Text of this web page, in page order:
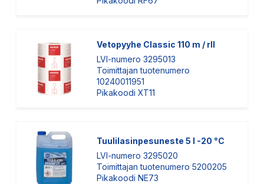
Vetopyyhe Classic 110 m / rll
LVI-numero 3295013
Toimittajan tuotenumero
10240011951
Pikakoodi XT11
Tuulilasinpesuneste 5 l -20 °C
LVI-numero 3295020
Toimittajan tuotenumero 5200205
Pikakoodi NE73